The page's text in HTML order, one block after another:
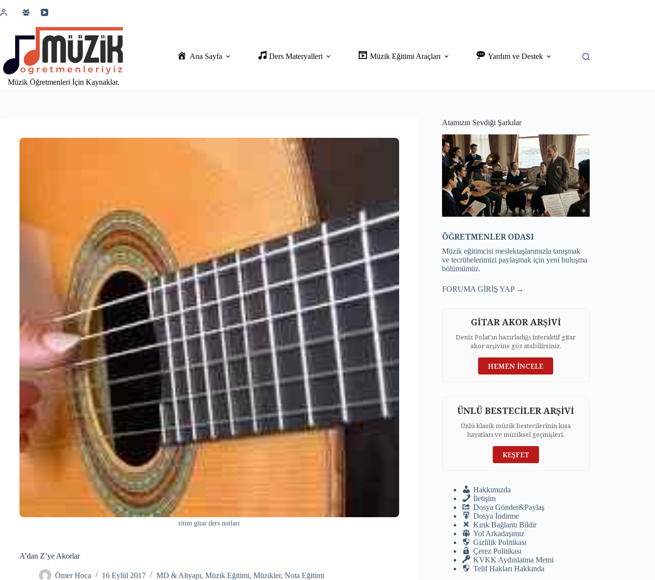
atla
Müzik Öğretmenleri İçin Kaynaklar.
Ana Sayfa Ders Materyalleri Müzik Eğitimi Araçları Yardım ve Destek
ritim gitar ders notları
A’dan Z’ye Akorlar
Ömer Hoca 16 Eylül 2017 MD & Altyapı, Müzik Eğitimi, Müzikler, Nota Eğitimi
Atamızın Sevdiği Şarkılar
ÖĞRETMENLER ODASI
Müzik eğitimcisi meslektaşlarımızla tanışmak
ve tecrübelerimizi paylaşmak için yeni buluşma
bölümümüz.
FORUMA GİRİŞ YAP →
GİTAR AKOR ARŞİVİ
Deniz Polat'ın hazırladığı interaktif gitar
akor arşivine göz atabilirsiniz.
HEMEN İNCELE
ÜNLÜ BESTECİLER ARŞİVİ
Ünlü klasik müzik bestecilerinin kısa
hayatları ve müziksel geçmişleri.
KEŞFET
Hakkımızda
İletişim
Dosya Gönder&Paylaş
Dosya İndirme
Kırık Bağlantı Bildir
Yol Arkadaşımız
Gizlilik Politikası
Çerez Politikası
KVKK Aydınlatma Metni
Telif Hakları Hakkında